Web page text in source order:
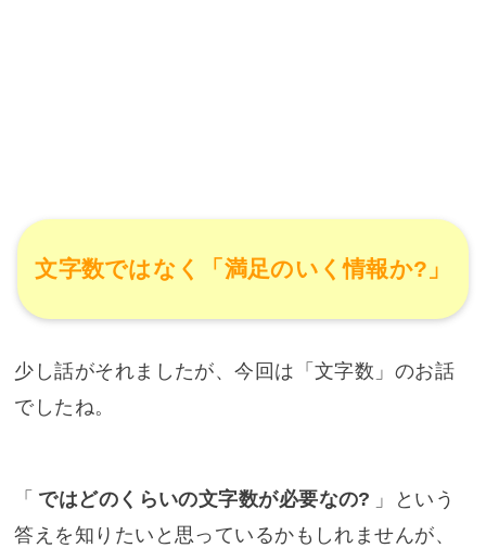
文字数ではなく「満足のいく情報か?」
少し話がそれましたが、今回は「文字数」のお話
でしたね。
「 ではどのくらいの文字数が必要なの? 」という
答えを知りたいと思っているかもしれませんが、